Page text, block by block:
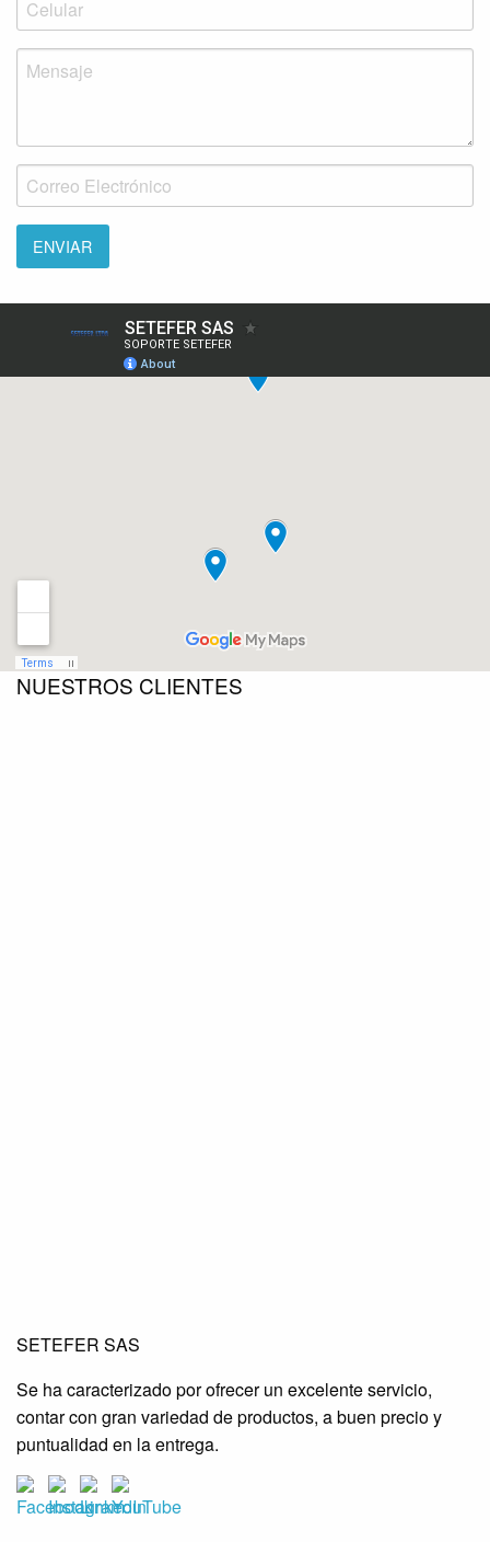
NUESTROS CLIENTES
SETEFER LTDA
SETEFER LTDASETEFER LTDA SETEFER LTDA
SETEFER LTDASETEFER LTDASETEFER LTDA
SETEFER LTDA SETEFER LTDA
SETEFER LTDA
SETEFER LTDASETEFER LTDA
SETEFER SAS
Se ha caracterizado por ofrecer un excelente servicio,
contar con gran variedad de productos, a buen precio y
puntualidad en la entrega.